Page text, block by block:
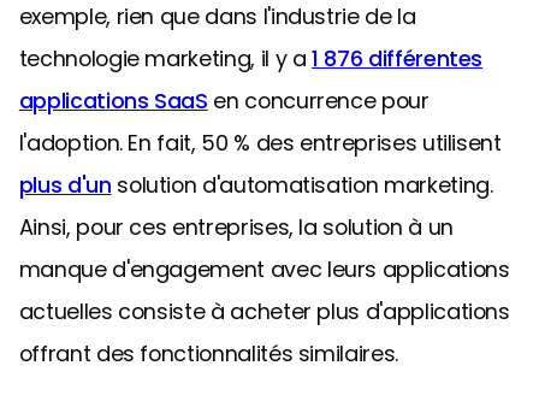
exemple, rien que dans l'industrie de la
technologie marketing, il y a1 876 différentes
applications SaaS en concurrence pour
l'adoption. En fait, 50 % des entreprises utilisent
plus d'un solution d'automatisation marketing.
Ainsi, pour ces entreprises, la solution à un
manque d'engagement avec leurs applications
actuelles consiste à acheter plus d'applications
offrant des fonctionnalités similaires.